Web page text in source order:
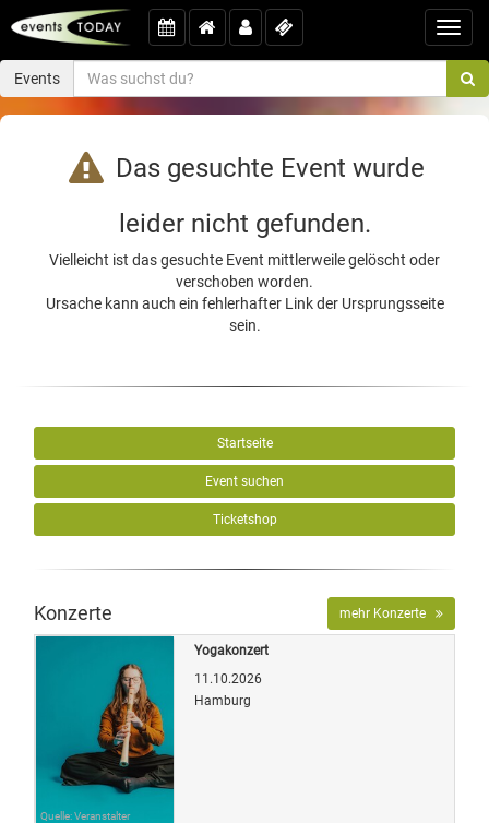
Events
Das gesuchte Event wurde
leider nicht gefunden.
Vielleicht ist das gesuchte Event mittlerweile gelöscht oder
verschoben worden.
Ursache kann auch ein fehlerhafter Link der Ursprungsseite
sein.
Startseite
Event suchen
Ticketshop
Konzerte mehr Konzerte
Quelle: Veranstalter
Yogakonzert
11.10.2026
Hamburg